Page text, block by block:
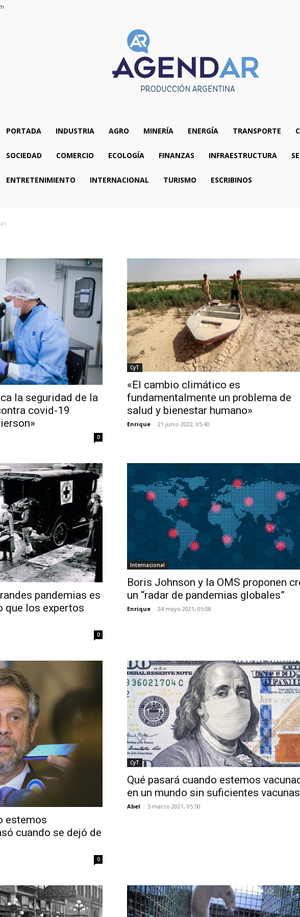
PORTADA INDUSTRIA AGRO MINERÍA ENERGÍA TRANSPORTE
SOCIEDAD COMERCIO ECOLOGÍA FINANZAS INFRAESTRUCTURA
ENTRETENIMIENTO INTERNACIONAL TURISMO ESCRIBINOS
la seguridad de la
covid-19
0
CyT
«El cambio climático es
fundamentalmente un problema de
salud y bienestar humano»
Enrique - 21 junio 2022, 05:40
pandemias es
que los expertos
0
Internacional
Boris Johnson y la OMS proponen
un “radar de pandemias globales”
Enrique - 24 mayo 2021, 05:08
estemos
cuando se dejó de
0
CyT
Qué pasará cuando estemos
en un mundo sin suficientes vacunas
Abel - 5 marzo 2021, 05:50